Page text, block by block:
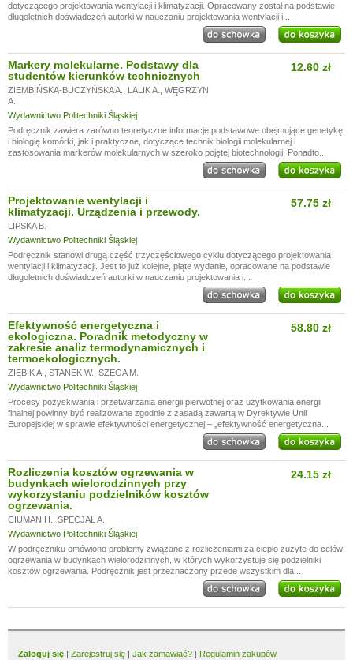
dotyczącego projektowania wentylacji i klimatyzacji. Opracowany został na podstawie
długoletnich doświadczeń autorki w nauczaniu projektowania wentylacji i...
Markery molekularne. Podstawy dla
studentów kierunków technicznych
ZIEMBIŃSKA-BUCZYŃSKA A. LALIK A.
WĘGRZYN
A.
Wydawnictwo Politechniki Śląskiej
12.60 zł
Podręcznik zawiera zarówno teoretyczne informacje podstawowe obejmujące genetykę
i biologię komórki, jak i praktyczne, dotyczące technik biologii molekularnej i
zastosowania markerów molekularnych w szeroko pojętej biotechnologii. Ponadto...
Projektowanie wentylacji i
klimatyzacji. Urządzenia i przewody.
LIPSKA B.
Wydawnictwo Politechniki Śląskiej
57.75 zł
Podręcznik stanowi drugą część trzyczęściowego cyklu dotyczącego projektowania
wentylacji i klimatyzacji. Jest to już kolejne, piąte wydanie, opracowane na podstawie
długoletnich doświadczeń autorki w nauczaniu projektowania i...
Efektywność energetyczna i
ekologiczna. Poradnik metodyczny w
zakresie analiz termodynamicznych i
termoekologicznych.
ZIĘBIK A. STANEK W. SZEGA M.
Wydawnictwo Politechniki Śląskiej
58.80 zł
Procesy pozyskiwania i przetwarzania energii pierwotnej oraz użytkowania energii
finalnej powinny być realizowane zgodnie z zasadą zawartą w Dyrektywie Unii
Europejskiej w sprawie efektywności energetycznej – „efektywność energetyczna...
Rozliczenia kosztów ogrzewania w
budynkach wielorodzinnych przy
wykorzystaniu podzielników kosztów
ogrzewania.
CIUMAN H.
SPECJAŁ A.
Wydawnictwo Politechniki Śląskiej
24.15 zł
W podręczniku omówiono problemy związane z rozliczeniami za ciepło zużyte do celów
ogrzewania w budynkach wielorodzinnych, w których wykorzystuje się podzielniki
kosztów ogrzewania. Podręcznik jest przeznaczony przede wszystkim dla...
Zaloguj się | Zarejestruj się | Jak zamawiać? | Regulamin zakupów